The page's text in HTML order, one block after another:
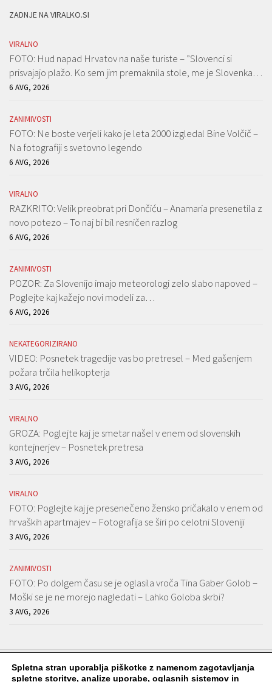
ZADNJE NA VIRALKO.SI
VIRALNO
FOTO: Hud napad Hrvatov na naše turiste – ”Slovenci si
prisvajajo plažo. Ko sem jim premaknila stole, me je Slovenka…
6 AVG, 2026
ZANIMIVOSTI
FOTO: Ne boste verjeli kako je leta 2000 izgledal Bine Volčič –
Na fotografiji s svetovno legendo
6 AVG, 2026
VIRALNO
RAZKRITO: Velik preobrat pri Dončiću – Anamaria presenetila z
novo potezo – To naj bi bil resničen razlog
6 AVG, 2026
ZANIMIVOSTI
POZOR: Za Slovenijo imajo meteorologi zelo slabo napoved –
Poglejte kaj kažejo novi modeli za…
6 AVG, 2026
NEKATEGORIZIRANO
VIDEO: Posnetek tragedije vas bo pretresel – Med gašenjem
požara trčila helikopterja
3 AVG, 2026
VIRALNO
GROZA: Poglejte kaj je smetar našel v enem od slovenskih
kontejnerjev – Posnetek pretresa
3 AVG, 2026
VIRALNO
FOTO: Poglejte kaj je presenečeno žensko pričakalo v enem od
hrvaških apartmajev – Fotografija se širi po celotni Sloveniji
3 AVG, 2026
ZANIMIVOSTI
FOTO: Po dolgem času se je oglasila vroča Tina Gaber Golob –
Moški se je ne morejo nagledati – Lahko Goloba skrbi?
3 AVG, 2026
Spletna stran uporablja piškotke z namenom zagotavljanja
spletne storitve, analize uporabe, oglasnih sistemov in